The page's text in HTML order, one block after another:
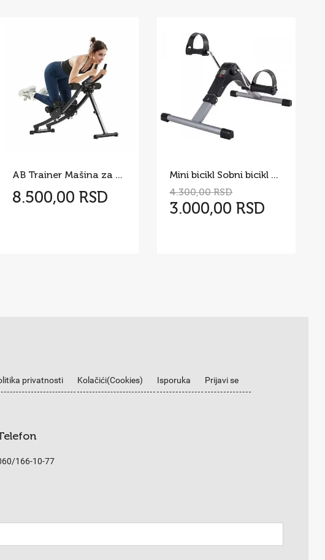
AB Trainer Mašina za Trbušnjake 200 kg
8.500,00 RSD
Mini bicikl Sobni bicikl pedale Kucni mini bickl
4.300,00 RSD
3.000,00 RSD
privatnosti Kolačići(Cookies) Isporuka Prijavi se
166-10-77